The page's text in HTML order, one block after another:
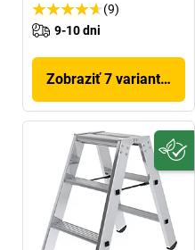
(9)
9-10 dni
Zobraziť 7 variantov